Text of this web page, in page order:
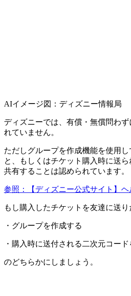
AIイメージ図：ディズニー情報局
ディズニーでは、有償・無償問わ
れていません。
ただしグループを作成機能を使用
と、もしくはチケット購入時に送
共有することは認められています。
参照：【ディズニー公式サイト】ヘ
もし購入したチケットを友達に送り
・グループを作成する
・購入時に送付される二次元コー
のどちらかにしましょう。